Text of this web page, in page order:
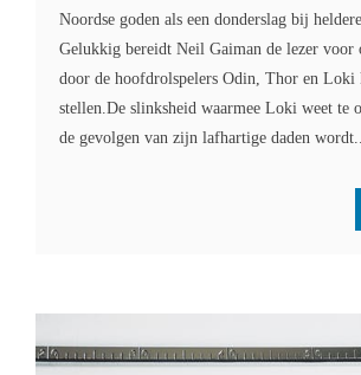
Noordse goden als een donderslag bij
Gelukkig bereidt Neil Gaiman de lezer voor
door de hoofdrolspelers Odin, Thor en Loki
stellen.De slinksheid waarmee Loki weet te
de gevolgen van zijn lafhartige daden wordt...